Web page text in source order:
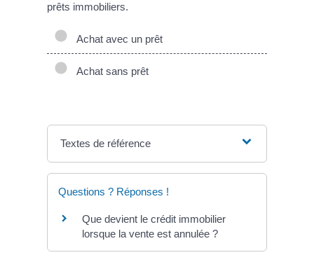
prêts immobiliers.
Achat avec un prêt
Achat sans prêt
Textes de référence
Questions ? Réponses !
Que devient le crédit immobilier
lorsque la vente est annulée ?